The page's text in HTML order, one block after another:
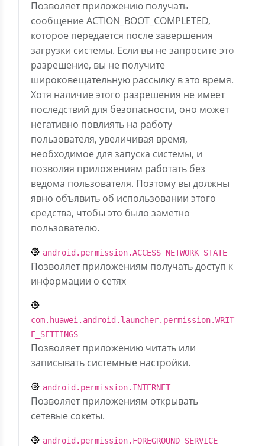
Позволяет приложению получать
сообщение ACTION_BOOT_COMPLETED,
которое передается после завершения
загрузки системы. Если вы не запросите это
разрешение, вы не получите
широковещательную рассылку в это время.
Хотя наличие этого разрешения не имеет
последствий для безопасности, оно может
негативно повлиять на работу
пользователя, увеличивая время,
необходимое для запуска системы, и
позволяя приложениям работать без
ведома пользователя. Поэтому вы должны
явно объявить об использовании этого
средства, чтобы это было заметно
пользователю.
android.permission.ACCESS_NETWORK_STATE
Позволяет приложениям получать доступ к
информации о сетях
com.huawei.android.launcher.permission.WRIT
E_SETTINGS
Позволяет приложению читать или
записывать системные настройки.
android.permission.INTERNET
Позволяет приложениям открывать
сетевые сокеты.
android.permission.FOREGROUND_SERVICE